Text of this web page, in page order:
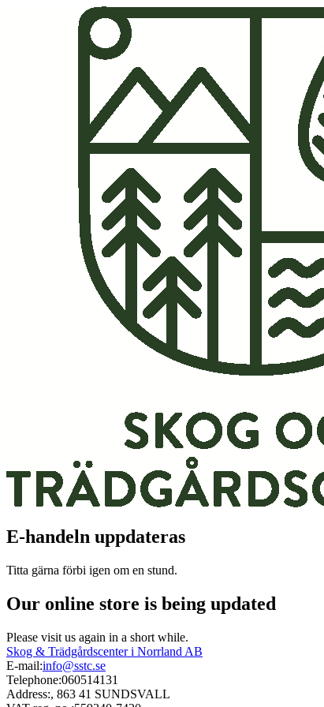
E-handeln uppdateras
Titta gärna förbi igen om en stund.
Our online store is being updated
Please visit us again in a short while.
Skog & Trädgårdscenter i Norrland AB
E-mail:info@sstc.se
Telephone:060514131
Address:, 863 41 SUNDSVALL